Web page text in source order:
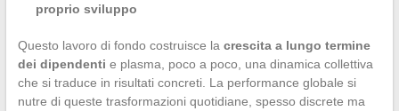
proprio sviluppo
Questo lavoro di fondo costruisce la crescita a lungo termine
dei dipendenti e plasma, poco a poco, una dinamica collettiva
che si traduce in risultati concreti. La performance globale si
nutre di queste trasformazioni quotidiane, spesso discrete ma